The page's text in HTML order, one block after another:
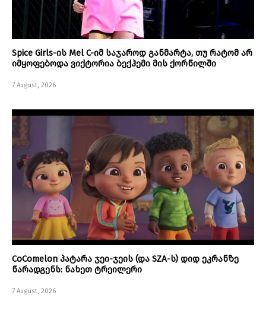
Spice Girls-ის Mel C-იმ საჯაროდ განმარტა, თუ რატომ არ
იმყოფებოდა ვიქტორია ბექჰემი მის ქორწილში
7 August, 2026
CoComelon პატარა ჯეი-ჯეის (და SZA-ს) დიდ ეკრანზე
წარადგენს: ნახეთ ტრეილერი
7 August, 2026